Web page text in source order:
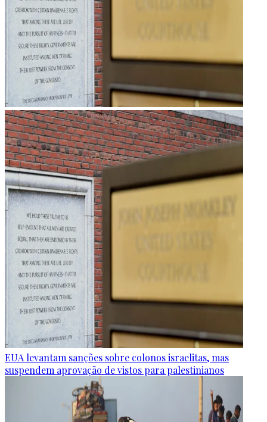
EUA levantam sanções sobre colonos israelitas, mas
suspendem aprovação de vistos para palestinianos